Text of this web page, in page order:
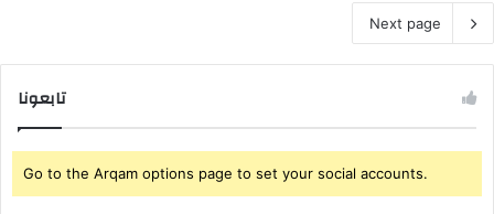
Next page
تابعونا
Go to the Arqam options page to set your social accounts.